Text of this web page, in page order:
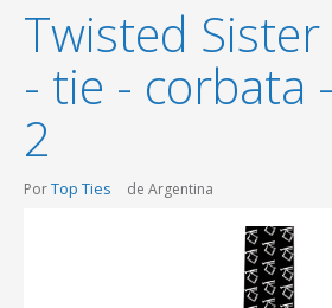
Twisted
- tie - corbata
2
PorTop Ties de Argentina